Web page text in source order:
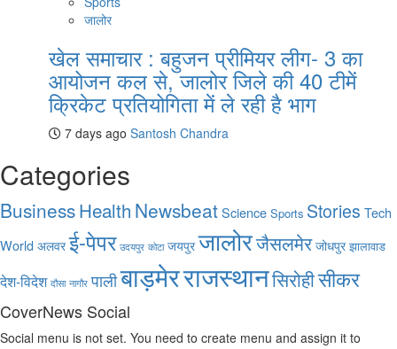
जालोर
खेल समाचार : बहुजन प्रीमियर लीग- 3 का
आयोजन कल से, जालोर जिले की 40 टीमें
क्रिकेट प्रतियोगिता में ले रही है भाग
7 days ago Santosh Chandra
Categories
BusinessHealth NewsbeatScience Sports Stories Tech
Worldअलवरई-पेपर उदयपुर कोटा जयपुरजालोरजैसलमेरजोधपुर झालावाड
देश-विदेश दौसा नागौर पालीबाड़मेरराजस्थानसिरोहीसीकर
CoverNews Social
Social menu is not set. You need to create menu and assign it to